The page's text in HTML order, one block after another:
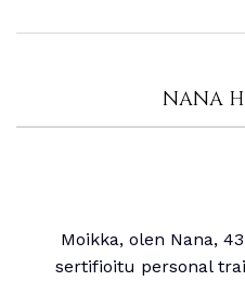
NANA
Moikka, olen Nana,
sertifioitu personal